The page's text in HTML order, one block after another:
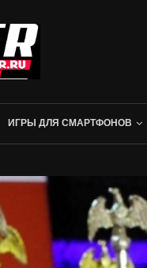
ИГРЫ ДЛЯ СМАРТФОНОВ